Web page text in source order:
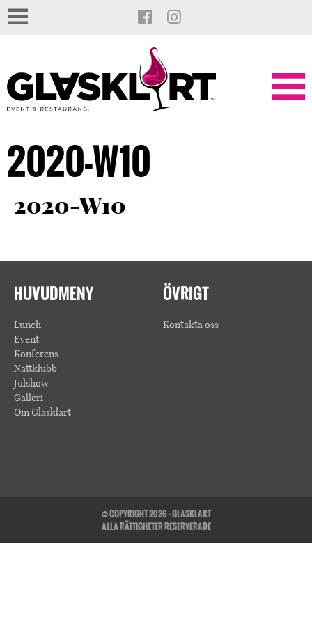
2020-W10
2020-W10
HUVUDMENY
Lunch
Event
Konferens
Nattklubb
Julshow
Galleri
Om Glasklart
ÖVRIGT
Kontakta oss
© COPYRIGHT 2026 - GLASKLART
ALLA RÄTTIGHETER RESERVERADE